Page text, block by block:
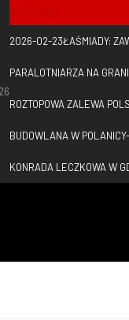
NA GORĄCO
2026-02-23ŁAŚMIADY:
PARALOTNIARZA NA
ROZTOPOWA ZALEWA
BUDOWLANA W
KONRADA LECZKOWA W